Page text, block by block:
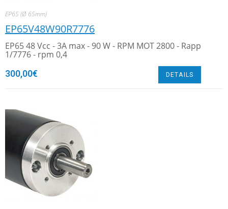
EP65 (Ø 65mm)
EP65V48W90R7776
EP65 48 Vcc - 3A max - 90 W - RPM MOT 2800 - Rapp
1/7776 - rpm 0,4
300,00€ DETAILS